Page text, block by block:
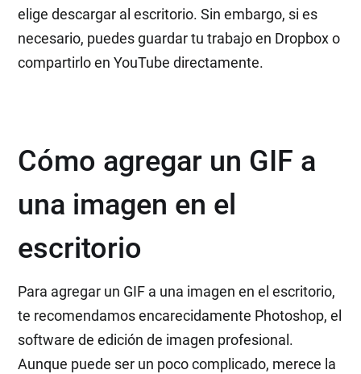
elige descargar al escritorio. Sin embargo, si es
necesario, puedes guardar tu trabajo en Dropbox o
compartirlo en YouTube directamente.
Cómo agregar un GIF a
una imagen en el
escritorio
Para agregar un GIF a una imagen en el escritorio,
te recomendamos encarecidamente Photoshop, el
software de edición de imagen profesional.
Aunque puede ser un poco complicado, merece la